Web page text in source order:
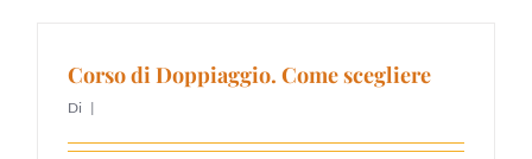
Corso di Doppiaggio. Come scegliere
Di |